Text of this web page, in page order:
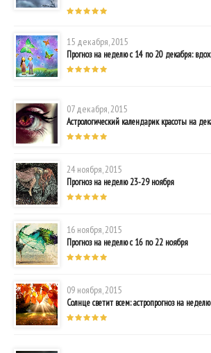
15 декабря, 2015
Прогноз на неделю с 14 по 20 декабря:
07 декабря, 2015
Астрологический календарик красоты на
24 ноября, 2015
Прогноз на неделю 23-29 ноября
16 ноября, 2015
Прогноз на неделю с 16 по 22 ноября
09 ноября, 2015
Солнце светит всем: астропрогноз на